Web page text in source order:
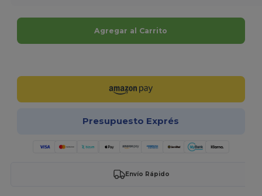
Agregar al Carrito
Presupuesto Exprés
Envío Rápido